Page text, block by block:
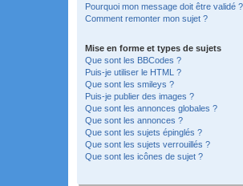
Pourquoi mon message doit être validé ?
Comment remonter mon sujet ?
Mise en forme et types de sujets
Que sont les BBCodes ?
Puis-je utiliser le HTML ?
Que sont les smileys ?
Puis-je publier des images ?
Que sont les annonces globales ?
Que sont les annonces ?
Que sont les sujets épinglés ?
Que sont les sujets verrouillés ?
Que sont les icônes de sujet ?